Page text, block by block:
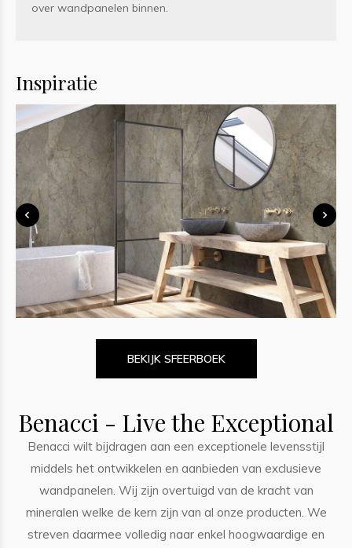
over wandpanelen binnen.
Inspiratie
BEKIJK SFEERBOEK
Benacci - Live the Exceptional
Benacci wilt bijdragen aan een exceptionele levensstijl
middels het ontwikkelen en aanbieden van exclusieve
wandpanelen. Wij zijn overtuigd van de kracht van
mineralen welke de kern zijn van al onze producten. We
streven daarmee volledig naar enkel hoogwaardige en